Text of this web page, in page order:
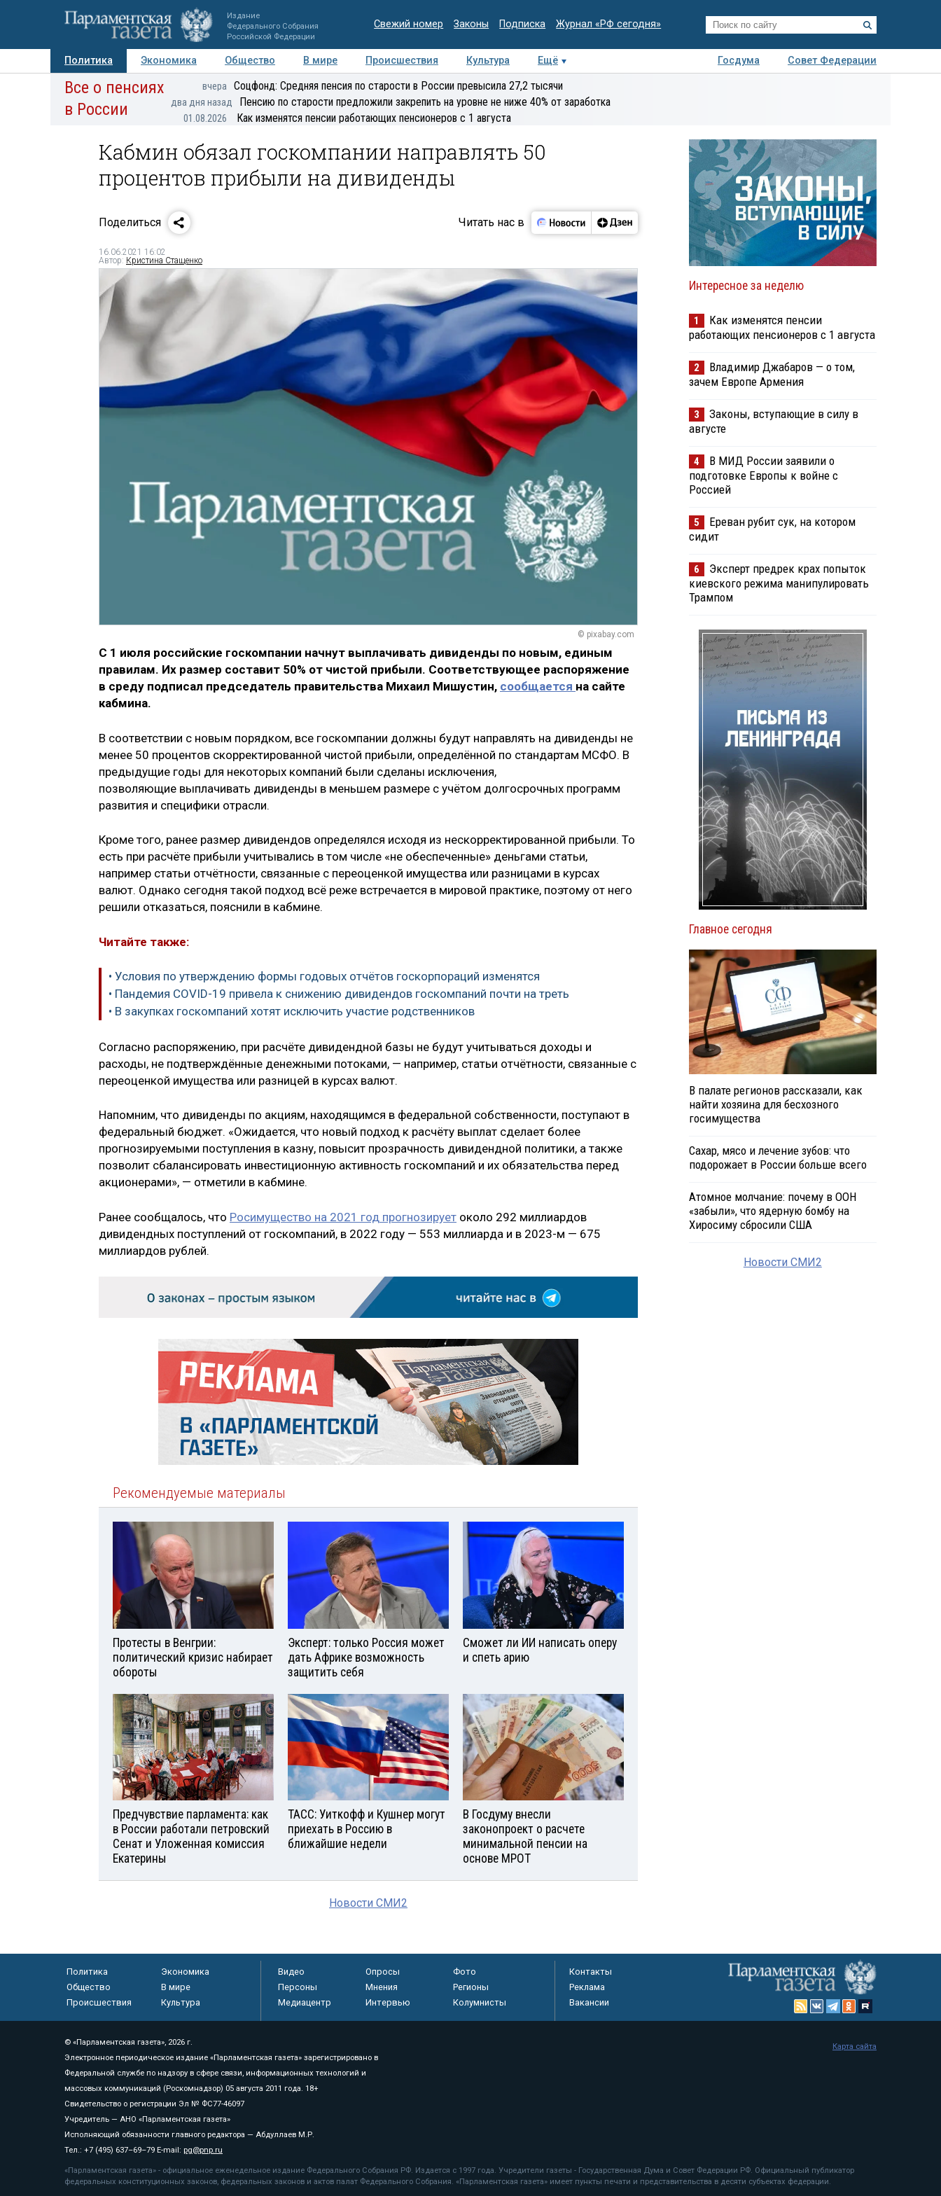
Издание
Федерального Собрания
Российской Федерации
Свежий номер Законы Подписка Журнал «РФ сегодня»
Политика Экономика Общество В мире Происшествия Культура Ещё Госдума
Совет Федерации
Авторы Персоны Мнения Регионы Медиацентр Интервью Колумнисты
экспертиза
Все о пенсиях
в России
вчера Соцфонд: Средняя пенсия по старости в России превысила 27,2 тысячи
два дня назад Пенсию по старости предложили закрепить на уровне не ниже 40% от заработка
01.08.2026 Как изменятся пенсии работающих пенсионеров с 1 августа
Кабмин обязал госкомпании направлять 50
процентов прибыли на дивиденды
Поделиться Читать нас в
16.06.2021 16:02
Автор: Кристина Стащенко
© pixabay.com
С 1 июля российские госкомпании начнут выплачивать дивиденды по новым, единым
правилам. Их размер составит 50% от чистой прибыли. Соответствующее распоряжение
в среду подписал председатель правительства Михаил Мишустин, сообщается на сайте
кабмина.
В соответствии с новым порядком, все госкомпании должны будут направлять на дивиденды не
менее 50 процентов скорректированной чистой прибыли, определённой по стандартам МСФО. В
предыдущие годы для некоторых компаний были сделаны исключения,
позволяющие выплачивать дивиденды в меньшем размере с учётом долгосрочных программ
развития и специфики отрасли.
Кроме того, ранее размер дивидендов определялся исходя из нескорректированной прибыли. То
есть при расчёте прибыли учитывались в том числе «не обеспеченные» деньгами статьи,
например статьи отчётности, связанные с переоценкой имущества или разницами в курсах
валют. Однако сегодня такой подход всё реже встречается в мировой практике, поэтому от него
решили отказаться, пояснили в кабмине.
Читайте также:
• Условия по утверждению формы годовых отчётов госкорпораций изменятся
• Пандемия COVID-19 привела к снижению дивидендов госкомпаний почти на треть
• В закупках госкомпаний хотят исключить участие родственников
Согласно распоряжению, при расчёте дивидендной базы не будут учитываться доходы и
расходы, не подтверждённые денежными потоками, — например, статьи отчётности, связанные с
переоценкой имущества или разницей в курсах валют.
Напомним, что дивиденды по акциям, находящимся в федеральной собственности, поступают в
федеральный бюджет. «Ожидается, что новый подход к расчёту выплат сделает более
прогнозируемыми поступления в казну, повысит прозрачность дивидендной политики, а также
позволит сбалансировать инвестиционную активность госкомпаний и их обязательства перед
акционерами», — отметили в кабмине.
Ранее сообщалось, что Росимущество на 2021 год прогнозирует около 292 миллиардов
дивидендных поступлений от госкомпаний, в 2022 году — 553 миллиарда и в 2023-м — 675
миллиардов рублей.
Рекомендуемые материалы
Протесты в Венгрии:
политический кризис набирает
обороты
Эксперт: только Россия может
дать Африке возможность
защитить себя
Сможет ли ИИ написать оперу
и спеть арию
Предчувствие парламента: как
в России работали петровский
Сенат и Уложенная комиссия
Екатерины
ТАСС: Уиткофф и Кушнер могут
приехать в Россию в
ближайшие недели
В Госдуму внесли
законопроект о расчете
минимальной пенсии на
основе МРОТ
Новости СМИ2
Интересное за неделю
1
Как изменятся пенсии
работающих пенсионеров с 1 августа
2
Владимир Джабаров — о том,
зачем Европе Армения
3
Законы, вступающие в силу в
августе
4
В МИД России заявили о
подготовке Европы к войне с
Россией
5
Ереван рубит сук, на котором
сидит
6
Эксперт предрек крах попыток
киевского режима манипулировать
Трампом
Главное сегодня
В палате регионов рассказали, как
найти хозяина для бесхозного
госимущества
Сахар, мясо и лечение зубов: что
подорожает в России больше всего
Атомное молчание: почему в ООН
«забыли», что ядерную бомбу на
Хиросиму сбросили США
Новости СМИ2
Политика
Экономика
Общество
В мире
Происшествия
Культура
Видео Опросы
Фото
Персоны
Мнения
Регионы
Медиацентр
Интервью Колумнисты
Контакты
Реклама
Вакансии
© «Парламентская газета», 2026 г.
Электронное периодическое издание «Парламентская газета» зарегистрировано в
Федеральной службе по надзору в сфере связи, информационных технологий и
массовых коммуникаций (Роскомнадзор) 05 августа 2011 года. 18+
Свидетельство о регистрации Эл № ФС77-46097
Учредитель — АНО «Парламентская газета»
Исполняющий обязанности главного редактора — Абдуллаев М.Р.
Тел.: +7 (495) 637–69–79 E-mail: pg@pnp.ru
«Парламентская газета» - официальное еженедельное издание Федерального Собрания РФ. Издается с 1997 года. Учредители газеты - Государственная Дума и Совет Федерации РФ. Официальный публикатор
федеральных конституционных законов, федеральных законов и актов палат Федерального Собрания. «Парламентская газета» имеет пункты печати и представительства в десяти субъектах федерации.
Карта сайта